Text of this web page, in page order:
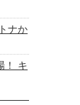
ナか
！ キ